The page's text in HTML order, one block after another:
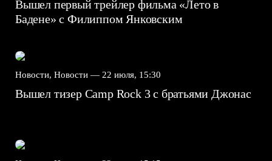
Вышел первый трейлер фильма «Лето в
Бадене» с Филиппом Янковским
Новости, Новости — 22 июля, 15:30
Вышел тизер Camp Rock 3 с братьями Джонас